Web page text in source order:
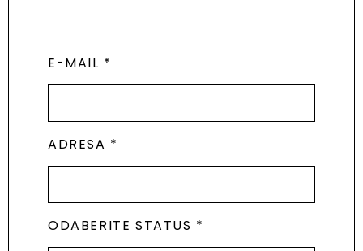
E-MAIL *
ADRESA *
ODABERITE STATUS *